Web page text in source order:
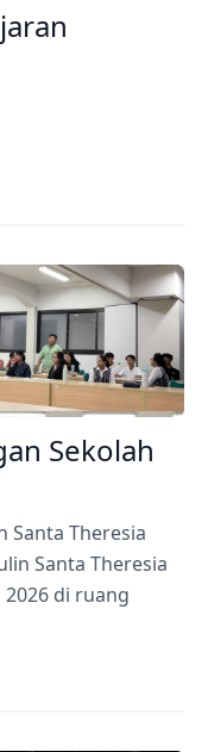
Sekolah
Santa Theresia
Santa Theresia
2026 di ruang